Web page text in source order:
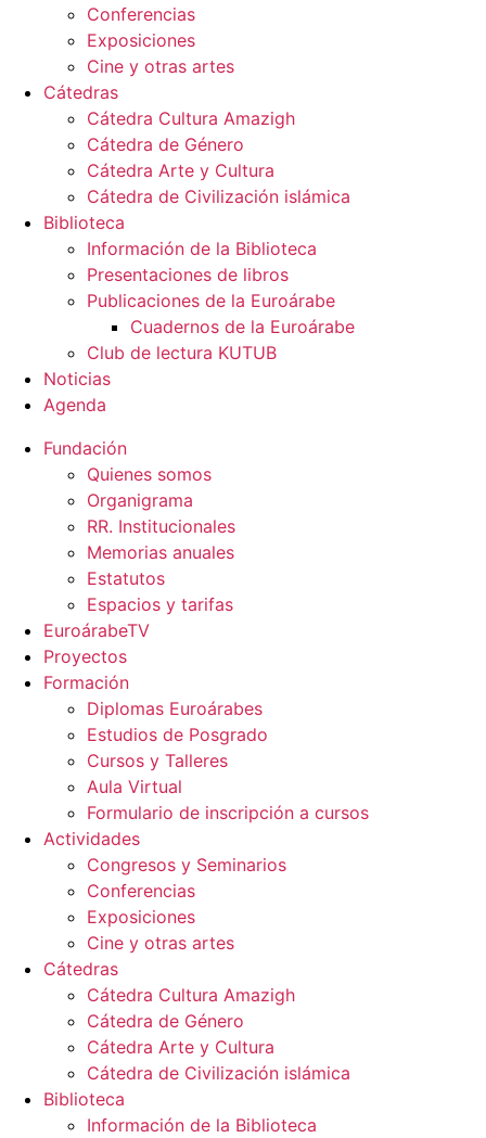
Conferencias
Exposiciones
Cine y otras artes
Cátedras
Cátedra Cultura Amazigh
Cátedra de Género
Cátedra Arte y Cultura
Cátedra de Civilización islámica
Biblioteca
Información de la Biblioteca
Presentaciones de libros
Publicaciones de la Euroárabe
Cuadernos de la Euroárabe
Club de lectura KUTUB
Noticias
Agenda
Fundación
Quienes somos
Organigrama
RR. Institucionales
Memorias anuales
Estatutos
Espacios y tarifas
EuroárabeTV
Proyectos
Formación
Diplomas Euroárabes
Estudios de Posgrado
Cursos y Talleres
Aula Virtual
Formulario de inscripción a cursos
Actividades
Congresos y Seminarios
Conferencias
Exposiciones
Cine y otras artes
Cátedras
Cátedra Cultura Amazigh
Cátedra de Género
Cátedra Arte y Cultura
Cátedra de Civilización islámica
Biblioteca
Información de la Biblioteca